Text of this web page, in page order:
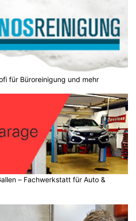
für Büroreinigung und mehr
– Fachwerkstatt für Auto &